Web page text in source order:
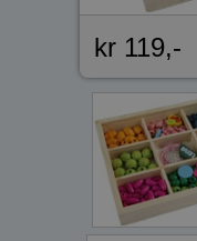
kr 119,-